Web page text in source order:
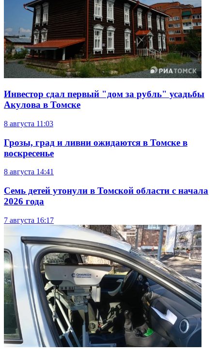
Инвестор сдал первый "дом за рубль" усадьбы
Акулова в Томске
8 августа 11:03
Грозы, град и ливни ожидаются в Томске в
воскресенье
8 августа 14:41
Семь детей утонули в Томской области с начала
2026 года
7 августа 16:17